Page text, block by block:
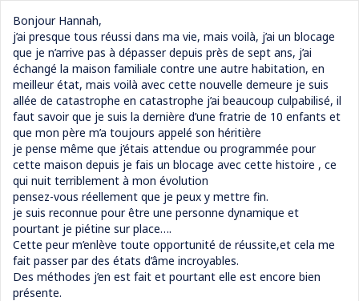
Bonjour Hannah,
j’ai presque tous réussi dans ma vie, mais voilà, j’ai un blocage
que je n’arrive pas à dépasser depuis près de sept ans, j’ai
échangé la maison familiale contre une autre habitation, en
meilleur état, mais voilà avec cette nouvelle demeure je suis
allée de catastrophe en catastrophe j’ai beaucoup culpabilisé, il
faut savoir que je suis la dernière d’une fratrie de 10 enfants et
que mon père m’a toujours appelé son héritière
je pense même que j’étais attendue ou programmée pour
cette maison depuis je fais un blocage avec cette histoire , ce
qui nuit terriblement à mon évolution
pensez-vous réellement que je peux y mettre fin.
je suis reconnue pour être une personne dynamique et
pourtant je piétine sur place….
Cette peur m’enlève toute opportunité de réussite,et cela me
fait passer par des états d’âme incroyables.
Des méthodes j’en est fait et pourtant elle est encore bien
présente.